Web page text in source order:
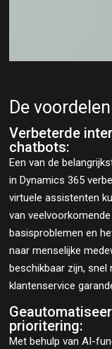
De
Verbeterde
chatbots:
Een van de
in Dynamics 365
virtuele assistenten
van
basisproblemen en
naar menselijke
beschikbaar zijn, snel
klantenservice
prioritering:
Met behulp van AI-